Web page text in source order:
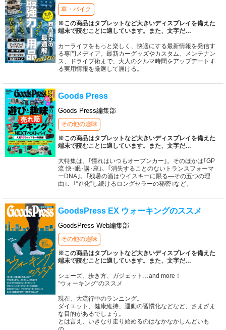
車・バイク
※この商品はタブレットなど大きいディスプレイを備えた
端末で読むことに適しています。また、文字だ…
カーライフをもっと楽しく、快適にする最新情報を発信す
る専門メディア。最新カーグッズやカスタム、メンテナン
ス、ドライブ術まで、大人のクルマ時間をアップデートす
る実用情報を厳選して届ける。
Goods Press
Goods Press編集部
その他の趣味
※この商品はタブレットなど大きいディスプレイを備えた
端末で読むことに適しています。また、文字だ…
大特集は、｢憧れはいつもオープンカー｣。そのほかは｢GP
流 快･眠･講･座｣、｢消失することのないトランスフォーマ
ーDNA｣、｢残暑の酒はウイスキーに限る―その五つの理
由｣、｢“進化”し続けるロングセラーの秘密｣など。
GoodsPress EX ウォーキングのススメ
GoodsPress Web編集部
その他の趣味
※この商品はタブレットなど大きいディスプレイを備えた
端末で読むことに適しています。また、文字だ…
シューズ、歩き方、ガジェット…and more！
“ウォーキング”のススメ
現在、大流行中のランニング。
ダイエット、健康維持、運動の習慣化などなど、さまざま
な目的があるでしょう。
とは言え、いきなり走り始めるのはなかなかしんどいも